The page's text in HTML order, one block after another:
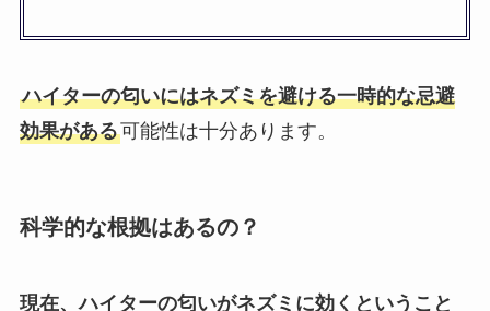
ハイターの匂いにはネズミを避ける一時的な忌避
効果がある可能性は十分あります。
科学的な根拠はあるの？
現在、ハイターの匂いがネズミに効くということ